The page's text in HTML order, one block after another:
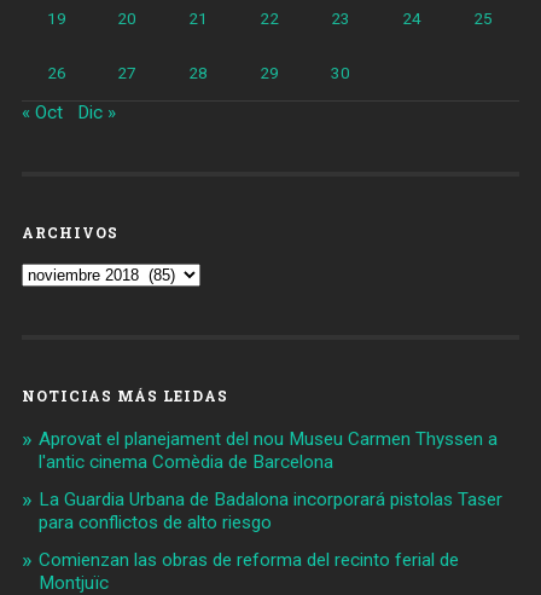
19 20 21 22 23 24 25
26 27 28 29 30
« Oct Dic »
ARCHIVOS
Archivos
NOTICIAS MÁS LEIDAS
Aprovat el planejament del nou Museu Carmen Thyssen a
l'antic cinema Comèdia de Barcelona
La Guardia Urbana de Badalona incorporará pistolas Taser
para conflictos de alto riesgo
Comienzan las obras de reforma del recinto ferial de
Montjuïc